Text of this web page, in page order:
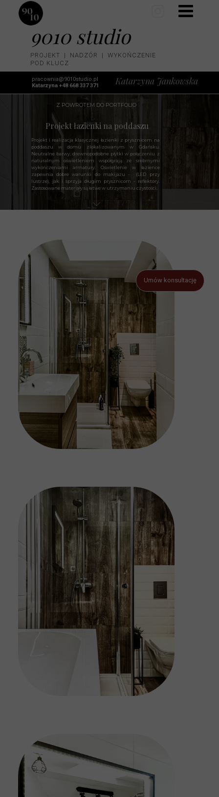
Katarzyna Jankowska
9010 studio
PROJEKT | NADZÓR | WYKOŃCZENIE
POD KLUCZ
pracownia@9010studio.pl
Katarzyna +48 668 337 371
Umów konsultację
Projekt i realizacja klasycznej łazienki z prysznicem na
poddaszu w domu zlokalizowanym w Gdańsku.
Neutralne barwy, drewnopodobne płytki w połączeniu z
naturalnym oświetleniem współgrają ze srebrnymi
wykończeniami armatury. Oświetlenie w łazience
zapewnia dobre warunki do makijażu - (LED przy
lustrze), jak i sprzyja długim prysznicom - reflektory.
Zastosowane materiały są łatwe w utrzymaniu czystości.
Z POWROTEM DO PORTFOLIO
Projekt łazienki na poddaszu